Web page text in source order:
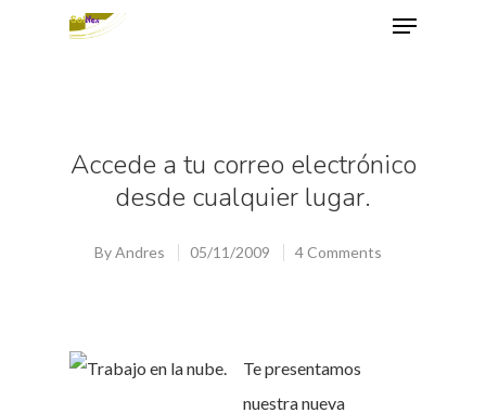
Accede a tu correo electrónico
desde cualquier lugar.
ByAndres 05/11/2009 4 Comments
Te presentamos
nuestra nueva